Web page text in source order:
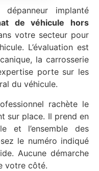
dépanneur implanté
de véhicule hors
votre secteur pour
L’évaluation est
la carrosserie
porte sur les
du véhicule.
rachète le
sur place. Il prend en
et l’ensemble des
le numéro indiqué
Aucune démarche
votre côté.